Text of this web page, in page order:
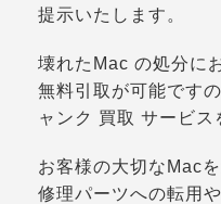
提示いたします。
壊れたMac の処分に
無料引取が可能です
ャンク 買取 サービス
お客様の大切なMac
修理パーツへの転用